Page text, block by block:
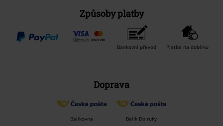
Způsoby platby
Bankovní převod Platba na dobírku
Doprava
Balíkovna Balík Do ruky